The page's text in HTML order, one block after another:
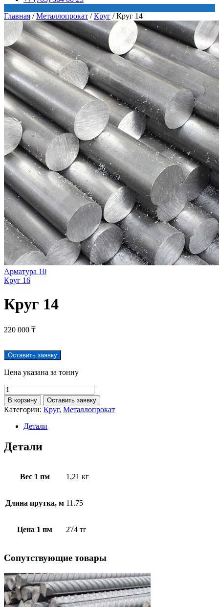
Главная / Металлопрокат / Круг /Круг 14
Арматура 10
Круг 16
Круг 14
220 000 ₸
Оставить заявку
Цена указана за тонну
В корзину Оставить заявку
Категории: Круг, Металлопрокат
Детали
Детали
Вес 1 пм 1,21 кг
Длина прутка, м 11.75
Цена 1 пм 274 тг
Cопутствующие товары